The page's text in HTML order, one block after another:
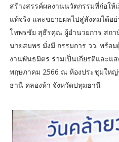
สร้างสรรค์ผลงานนวัตกรรมที่ก่อให้
แท้จริง และขยายผลไปสู่สังคมได้อ
โทพรชัย สุธีรคุณ ผู้อำนวยการ สถา
นายสมพร มั่งมี กรรมการ วว. พร้อ
งานพันธมิตร ร่วมเป็นเกียรติและแ
พฤษภาคม 2566 ณ ห้องประชุมใหญ่
ธานี คลองห้า จังหวัดปทุมธานี